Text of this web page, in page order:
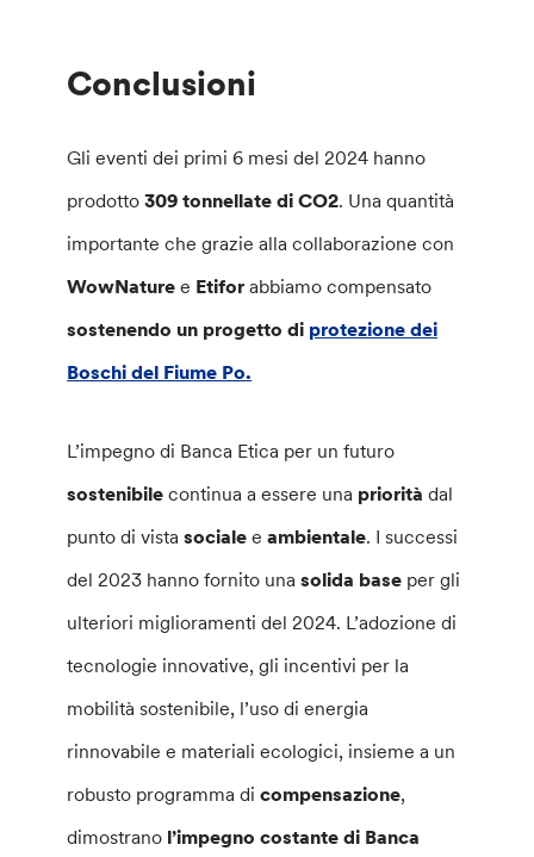
Conclusioni
Gli eventi dei primi 6 mesi del 2024 hanno
prodotto309 tonnellate di CO2. Una quantità
importante che grazie alla collaborazione con
WowNature e Etiforabbiamo compensato
sostenendo un progetto di protezione dei
Boschi del Fiume Po.
L’impegno di Banca Etica per un futuro
sostenibilecontinua a essere una prioritàdal
punto di vistasocialeeambientale. I successi
del 2023 hanno fornito unasolida base per gli
ulteriori miglioramenti del 2024. L’adozione di
tecnologie innovative, gli incentivi per la
mobilità sostenibile, l’uso di energia
rinnovabile e materiali ecologici, insieme a un
robusto programma dicompensazione,
dimostrano l’impegno costante di Banca